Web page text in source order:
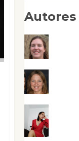
Autores